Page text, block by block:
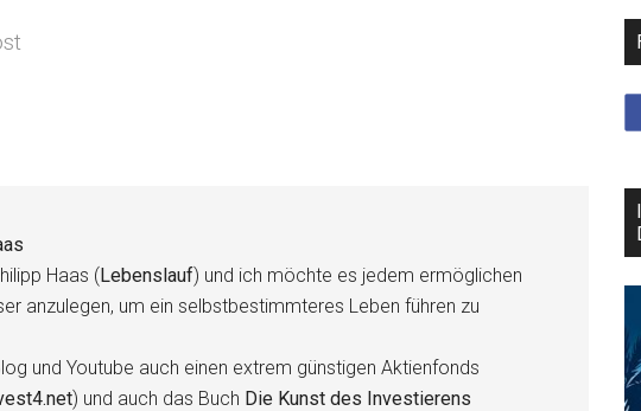
Haas (Lebenslauf) und ich möchte es jedem ermöglichen
anzulegen, um ein selbstbestimmteres Leben führen zu
und Youtube auch einen extrem günstigen Aktienfonds
) und auch das Buch Die Kunst des Investierens